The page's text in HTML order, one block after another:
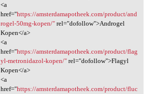
<a
href="https://amsterdamapotheek.com/product/and
rogel-50mg-kopen/"rel="dofollow">Androgel
Kopen</a>
<a
href="https://amsterdamapotheek.com/product/flag
yl-metronidazol-kopen/"rel="dofollow">Flagyl
Kopen</a>
<a
href="https://amsterdamapotheek.com/product/fluc